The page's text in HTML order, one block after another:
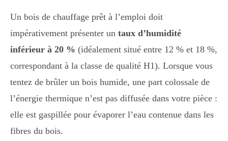
Un bois de chauffage prêt à l’emploi doit
impérativement présenter un taux d’humidité
inférieur à 20 % (idéalement situé entre 12 % et 18 %,
correspondant à la classe de qualité H1). Lorsque vous
tentez de brûler un bois humide, une part colossale de
l’énergie thermique n’est pas diffusée dans votre pièce :
elle est gaspillée pour évaporer l’eau contenue dans les
fibres du bois.